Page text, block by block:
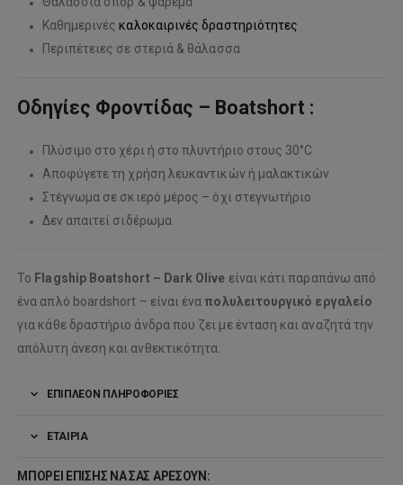
Καθημερινέςκαλοκαιρινές δραστηριότητες
Περιπέτειες σε στεριά & θάλασσα
Οδηγίες Φροντίδας – Boatshort :
Πλύσιμο στο χέρι ή στο πλυντήριο στους 30°C
Αποφύγετε τη χρήση λευκαντικών ή μαλακτικών
Στέγνωμα σε σκιερό μέρος – όχι στεγνωτήριο
Δεν απαιτεί σιδέρωμα
Το Flagship Boatshort – Dark Olive είναι κάτι παραπάνω από
ένα απλό boardshort – είναι ένα πολυλειτουργικό εργαλείο
για κάθε δραστήριο άνδρα που ζει με ένταση και αναζητά την
απόλυτη άνεση και ανθεκτικότητα.
ΕΠΙΠΛΈΟΝ ΠΛΗΡΟΦΟΡΊΕΣ
ΕΤΑΙΡΊΑ
ΜΠΟΡΕΊ ΕΠΊΣΗΣ ΝΑ ΣΑΣ ΑΡΈΣΟΥΝ: